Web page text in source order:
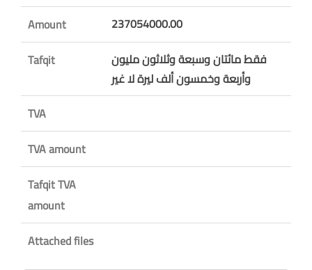
Amount
237054000.00
Tafqit
فقط مائتان وسبعة وثلاثون مليون
وأربعة وخمسون ألف ليرة لا غير
TVA
TVA amount
Tafqit TVA
amount
Attached files